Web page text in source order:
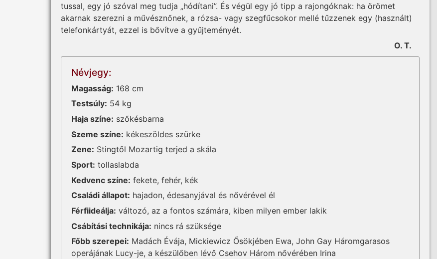
tussal, egy jó szóval meg tudja „hódítani”. És végül egy jó tipp a rajongóknak: ha örömet
akarnak szerezni a művésznőnek, a rózsa- vagy szegfűcsokor mellé tűzzenek egy (használt)
telefonkártyát, ezzel is bővítve a gyűjteményét.
O. T.
Névjegy:
Magasság: 168 cm
Testsúly: 54 kg
Haja színe: szőkésbarna
Szeme színe: kékeszöldes szürke
Zene: Stingtől Mozartig terjed a skála
Sport: tollaslabda
Kedvenc színe: fekete, fehér, kék
Családi állapot: hajadon, édesanyjával és nővérével él
Férfiideálja: változó, az a fontos számára, kiben milyen ember lakik
Csábítási technikája: nincs rá szüksége
Főbb szerepei: Madách Évája, Mickiewicz Ősök­jé­ben Ewa, John Gay Három­­ga­rasos
operájának Lucy-je, a készülőben lévő Csehov Három nővérében Irina